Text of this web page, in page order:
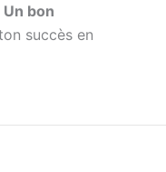
Un bon
succès en